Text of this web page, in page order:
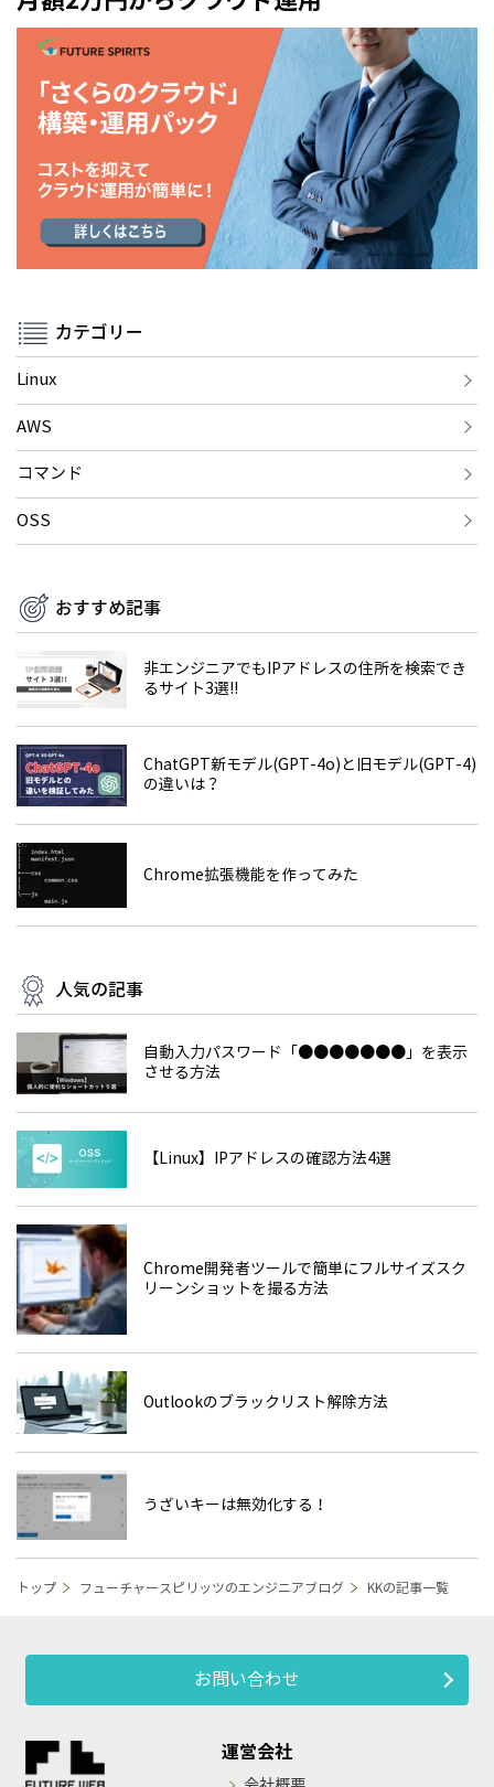
カテゴリー
Linux
AWS
コマンド
OSS
おすすめ記事
非エンジニアでもIPアドレスの住所を検索でき
るサイト3選!!
ChatGPT新モデル(GPT-4o)と旧モデル(GPT-4)
の違いは？
Chrome拡張機能を作ってみた
人気の記事
自動入力パスワード「●●●●●●●」を表示
させる方法
【Linux】IPアドレスの確認方法4選
Chrome開発者ツールで簡単にフルサイズスク
リーンショットを撮る方法
Outlookのブラックリスト解除方法
うざいキーは無効化する！
トップ フューチャースピリッツのエンジニアブログ KKの記事一覧
お問い合わせ
運営会社